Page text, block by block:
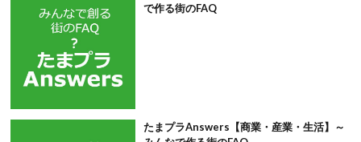
で作る街のFAQ
たまプラAnswers【商業・産業・生活】～